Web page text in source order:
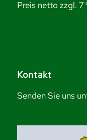
Preis netto zzgl. 7
Kontakt
Senden Sie uns